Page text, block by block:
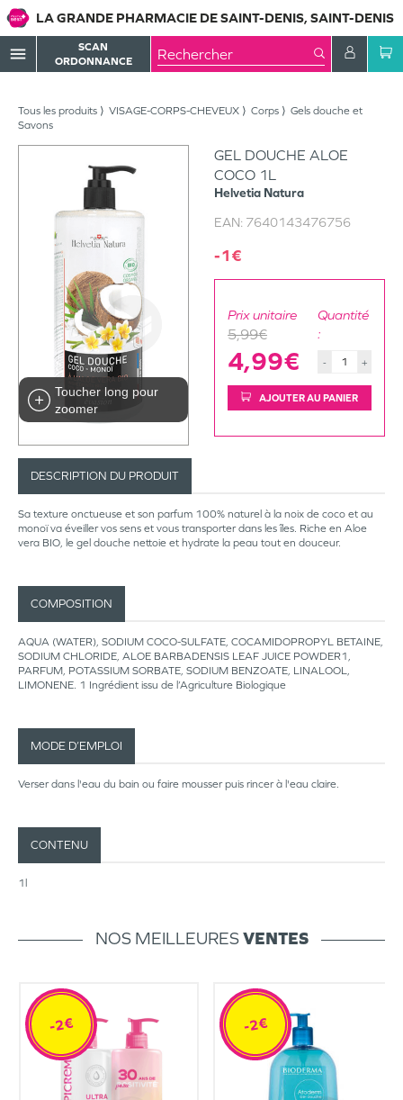
LA GRANDE PHARMACIE DE SAINT-DENIS, SAINT-DENIS
menu
SCAN
ORDONNANCE
Tous les produits VISAGE-CORPS-CHEVEUX Corps
Gels douche et
Savons
Toucher long pour
zoomer
GEL DOUCHE ALOE
COCO 1L
Helvetia Natura
EAN: 7640143476756
-1€
Prix unitaire
5,99€
4,99€
Quantité
:
- +
AJOUTER AU PANIER
DESCRIPTION DU PRODUIT
Sa texture onctueuse et son parfum 100% naturel à la noix de coco et au
monoï va éveiller vos sens et vous transporter dans les îles. Riche en Aloe
vera BIO, le gel douche nettoie et hydrate la peau tout en douceur.
COMPOSITION
AQUA (WATER), SODIUM COCO-SULFATE, COCAMIDOPROPYL BETAINE,
SODIUM CHLORIDE, ALOE BARBADENSIS LEAF JUICE POWDER1,
PARFUM, POTASSIUM SORBATE, SODIUM BENZOATE, LINALOOL,
LIMONENE. 1 Ingrédient issu de l’Agriculture Biologique
MODE D’EMPLOI
Verser dans l'eau du bain ou faire mousser puis rincer à l'eau claire.
CONTENU
1l
NOS MEILLEURESVENTES
-2€ -2€